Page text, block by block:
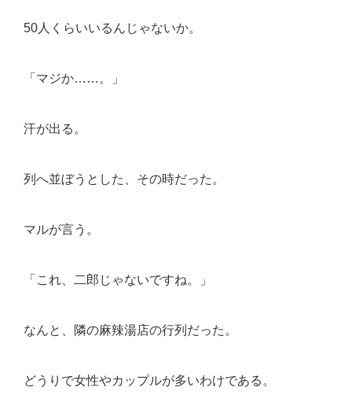
50人くらいいるんじゃないか。
「マジか……。」
汗が出る。
列へ並ぼうとした、その時だった。
マルが言う。
「これ、二郎じゃないですね。」
なんと、隣の麻辣湯店の行列だった。
どうりで女性やカップルが多いわけである。